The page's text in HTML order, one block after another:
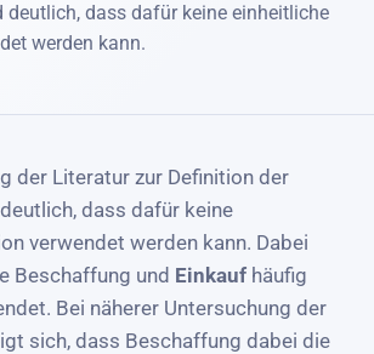
dass dafür keine einheitliche
werden kann.
der Literatur zur Definition der
dass dafür keine
verwendet werden kann. Dabei
Beschaffung und Einkauf häufig
Bei näherer Untersuchung der
sich, dass Beschaffung dabei die